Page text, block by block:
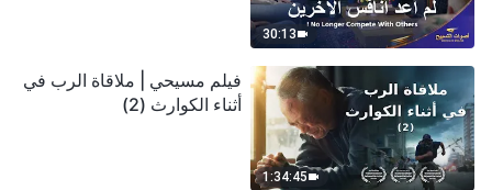
30:13
1:34:45
فيلم مسيحي | ملاقاة الرب في
أثناء الكوارث (2)